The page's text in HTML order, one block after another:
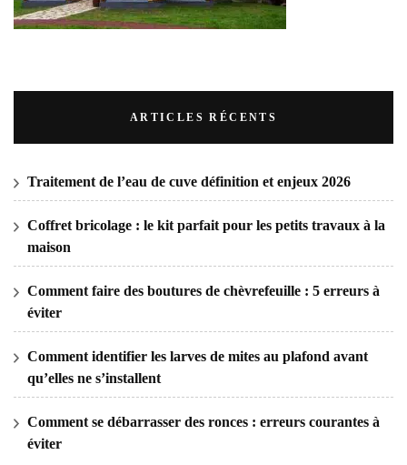
ARTICLES RÉCENTS
Traitement de l’eau de cuve définition et enjeux 2026
Coffret bricolage : le kit parfait pour les petits travaux à la
maison
Comment faire des boutures de chèvrefeuille : 5 erreurs à
éviter
Comment identifier les larves de mites au plafond avant
qu’elles ne s’installent
Comment se débarrasser des ronces : erreurs courantes à
éviter